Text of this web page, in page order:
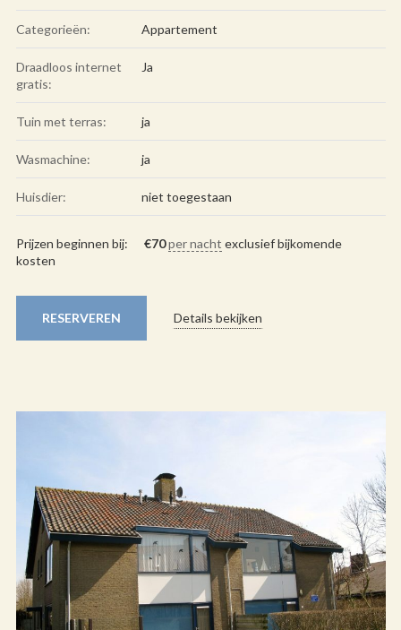
Categorieën: Appartement
Draadloos internet
gratis:
Ja
Tuin met terras: ja
Wasmachine: ja
Huisdier: niet toegestaan
Prijzen beginnen bij: €70 per nacht exclusief bijkomende
kosten
Details bekijken
RESERVEREN